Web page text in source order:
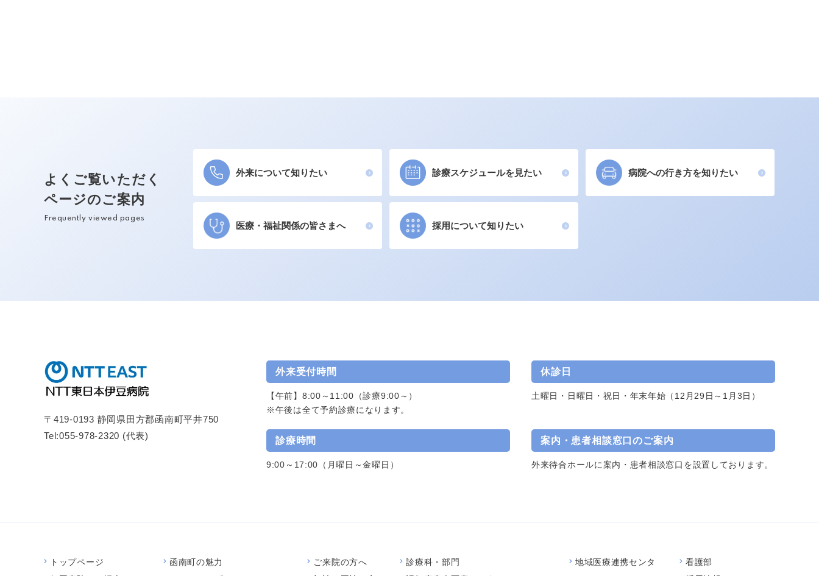
よくご覧いただく
ページのご案内
Frequently viewed pages
外来について知りたい 診療スケジュールを見たい 病院への行き方を知りたい
医療・福祉関係の皆さまへ 採用について知りたい
〒419-0193 静岡県田方郡函南町平井750
Tel:055-978-2320 (代表)
外来受付時間
【午前】8:00～11:00（診療9:00～）
※午後は全て予約診療になります。
休診日
土曜日・日曜日・祝日・年末年始（12月29日～1月3日）
診療時間
9:00～17:00（月曜日～金曜日）
案内・患者相談窓口のご案内
外来待合ホールに案内・患者相談窓口を設置しております。
トップページ
函南町の魅力
ご来院の方へ
診療科・部門
地域医療連携センタ
看護部